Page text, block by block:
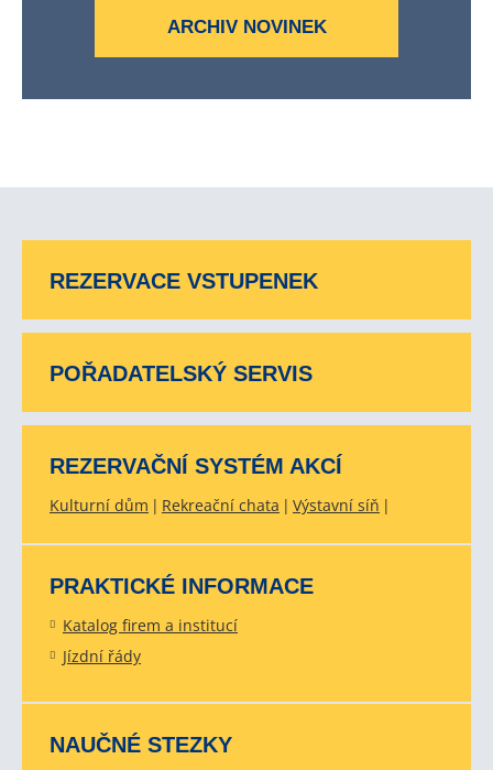
ARCHIV NOVINEK
REZERVACE VSTUPENEK
POŘADATELSKÝ SERVIS
REZERVAČNÍ SYSTÉM AKCÍ
Kulturní dům Rekreační chata Výstavní síň
PRAKTICKÉ INFORMACE
Katalog firem a institucí
Jízdní řády
NAUČNÉ STEZKY